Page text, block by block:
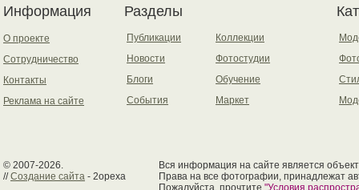
Информация
О проекте
Сотрудничество
Контакты
Реклама на сайте
Разделы
Публикации
Новости
Блоги
События
Коллекции
Фотостудии
Обучение
Маркет
© 2007-2026.
//Создание сайта - 2opexa
Вся информация на сайте является
Права на все фотографии, принадлежат
Пожалуйста, прочтите "Условия